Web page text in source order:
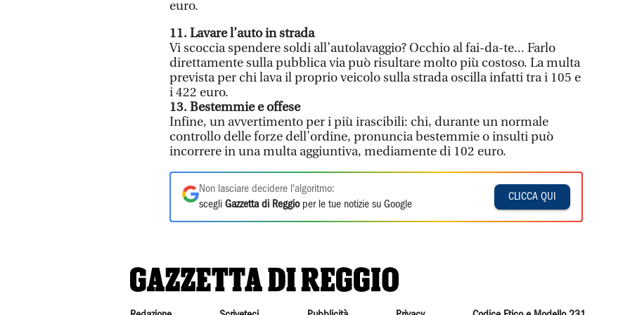
euro.
11. Lavare l’auto in strada
Vi scoccia spendere soldi all’autolavaggio? Occhio al fai-da-te... Farlo
direttamente sulla pubblica via può risultare molto più costoso. La multa
prevista per chi lava il proprio veicolo sulla strada oscilla infatti tra i 105 e
i 422 euro.
13. Bestemmie e offese
Infine, un avvertimento per i più irascibili: chi, durante un normale
controllo delle forze dell’ordine, pronuncia bestemmie o insulti può
incorrere in una multa aggiuntiva, mediamente di 102 euro.
Non lasciare decidere l'algoritmo:
scegli Gazzetta di Reggioper le tue notizie su Google
CLICCA QUI